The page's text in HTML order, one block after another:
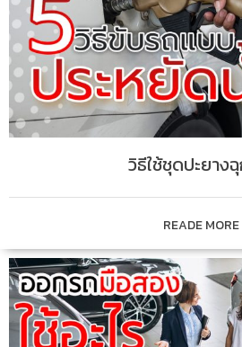
วิธีใช้ชุดปะยาง
READE MORE